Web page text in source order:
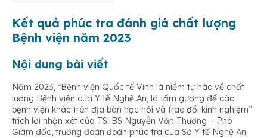
Thuận Mỹ
Kết quả phúc tra đánh giá chất lượng
Bệnh viện năm 2023
Nội dung bài viết
Năm 2023, “Bệnh viện Quốc tế Vinh là niềm tự hào về chất
lượng Bệnh viện của Y tế Nghệ An, là tấm gương để các
bệnh viện khác trên địa bàn học hỏi và trao đổi kinh nghiệm”
trích lời nhận xét của TS. BS Nguyễn Văn Thương – Phó
Giám đốc, trưởng đoàn đoàn phúc tra của Sở Y tế Nghệ An.